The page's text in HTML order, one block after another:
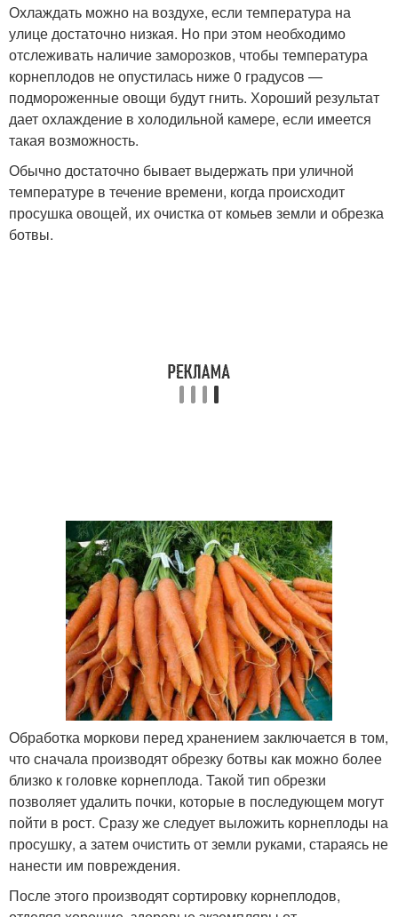
Охлаждать можно на воздухе, если температура на
улице достаточно низкая. Но при этом необходимо
отслеживать наличие заморозков, чтобы температура
корнеплодов не опустилась ниже 0 градусов —
подмороженные овощи будут гнить. Хороший результат
дает охлаждение в холодильной камере, если имеется
такая возможность.
Обычно достаточно бывает выдержать при уличной
температуре в течение времени, когда происходит
просушка овощей, их очистка от комьев земли и обрезка
ботвы.
Обработка моркови перед хранением заключается в том,
что сначала производят обрезку ботвы как можно более
близко к головке корнеплода. Такой тип обрезки
позволяет удалить почки, которые в последующем могут
пойти в рост. Сразу же следует выложить корнеплоды на
просушку, а затем очистить от земли руками, стараясь не
нанести им повреждения.
После этого производят сортировку корнеплодов,